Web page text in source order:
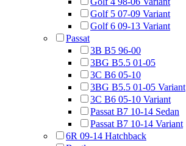
Golf 5 07-09 Variant
Golf 6 09-13 Variant
Passat
3B B5 96-00
3BG B5.5 01-05
3C B6 05-10
3BG B5.5 01-05 Variant
3C B6 05-10 Variant
Passat B7 10-14 Sedan
Passat B7 10-14 Variant
6R 09-14 Hatchback